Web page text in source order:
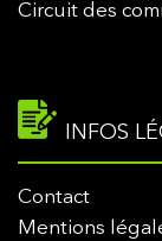
Circuit des
INFOS
Contact
Mentions